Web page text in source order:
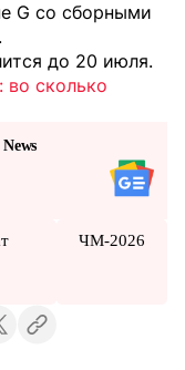
G со сборными
до 20 июля.
сколько
ЧМ-2026